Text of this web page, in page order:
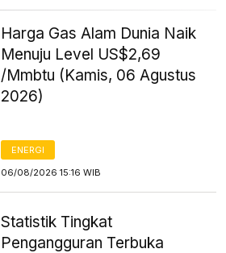
Harga Gas Alam Dunia Naik
Menuju Level US$2,69
/Mmbtu (Kamis, 06 Agustus
2026)
ENERGI
06/08/2026 15:16 WIB
Statistik Tingkat
Pengangguran Terbuka